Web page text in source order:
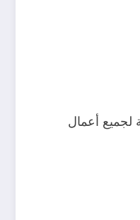
لجميع أعمال